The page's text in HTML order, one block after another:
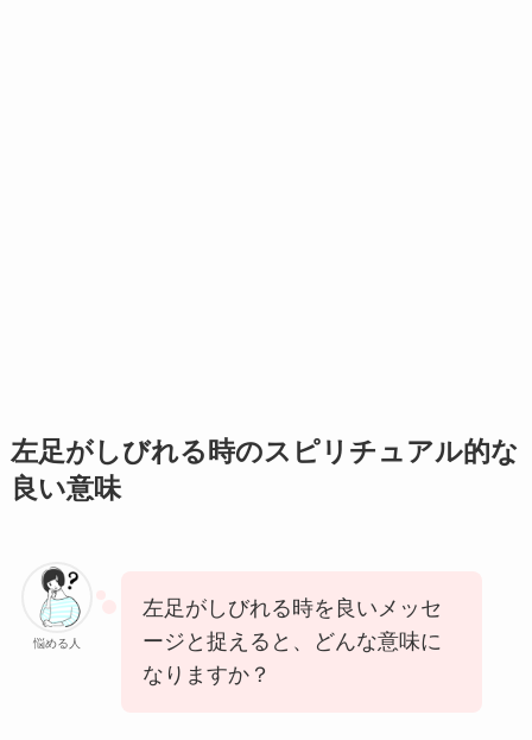
左足がしびれる時のスピリチュアル的な
良い意味
悩める人
左足がしびれる時を良いメッセ
ージと捉えると、どんな意味に
なりますか？